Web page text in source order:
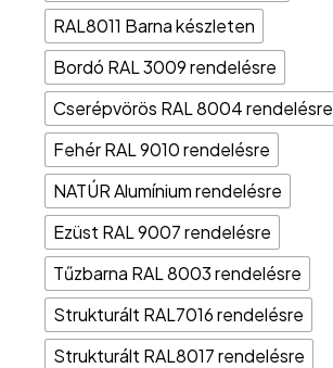
RAL8011 Barna készleten
Bordó RAL 3009 rendelésre
Cserépvörös RAL 8004 rendelésre
Fehér RAL 9010 rendelésre
NATÚR Alumínium rendelésre
Ezüst RAL 9007 rendelésre
Tűzbarna RAL 8003 rendelésre
Strukturált RAL7016 rendelésre
Strukturált RAL8017 rendelésre